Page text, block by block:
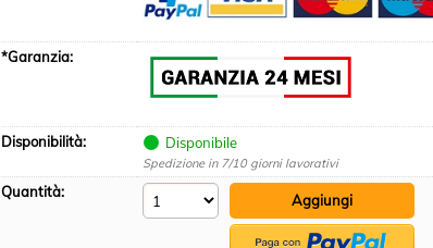
*Garanzia:
Disponibilità: Disponibile
Spedizione in 7/10 giorni lavorativi
Quantità: